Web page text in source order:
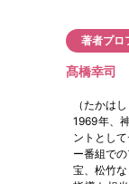
著者プロ
髙橋幸司
（たかは
1969年、
ントとし
ー番組で
宝、松竹